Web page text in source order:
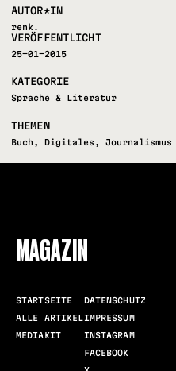
AUTOR*IN
renk.
VERÖFFENTLICHT
25-01-2015
KATEGORIE
Sprache & Literatur
THEMEN
Buch ,Digitales ,Journalismus
MAGAZIN
STARTSEITE
ALLE ARTIKEL
MEDIAKIT
DATENSCHUTZ
IMPRESSUM
INSTAGRAM
FACEBOOK